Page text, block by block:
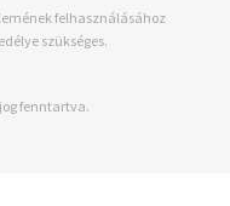
felhasználásához
szükséges.
fenntartva.